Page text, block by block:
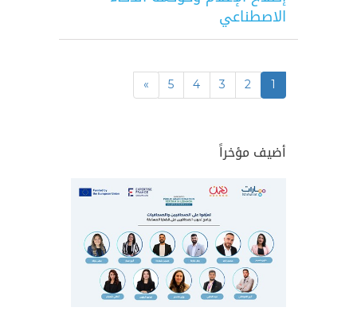
الاصطناعي
1
2
3
4
5
»
أضيف مؤخراً